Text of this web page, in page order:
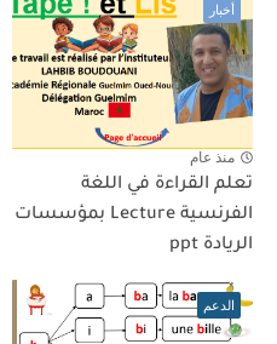
أخبار
منذ عام
تعلم القراءة في اللغة
الفرنسية Lecture بمؤسسات
الريادة ppt
الدعم